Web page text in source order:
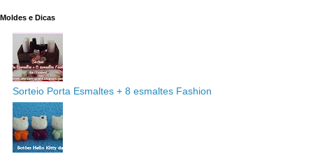
Moldes e Dicas
Sorteio Porta Esmaltes + 8 esmaltes Fashion